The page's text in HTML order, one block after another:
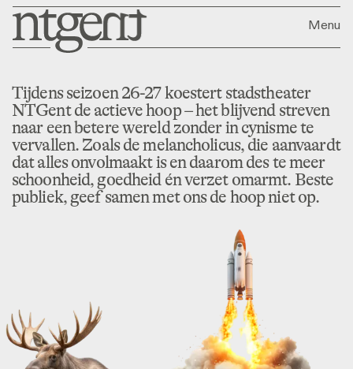
Menu
Tijdens seizoen 26-27 koestert stadstheater
NTGent de actieve hoop – het blijvend streven
naar een betere wereld zonder in cynisme te
vervallen. Zoals de melancholicus, die aanvaardt
dat alles onvolmaakt is en daarom des te meer
schoonheid, goedheid én verzet omarmt. Beste
publiek, geef samen met ons de hoop niet op.